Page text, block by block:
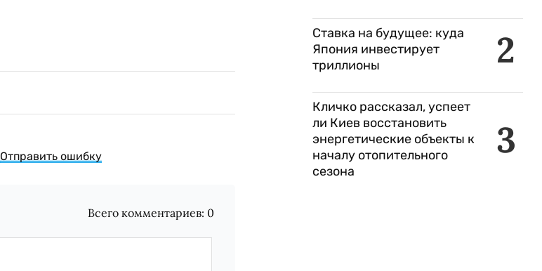
Отправить ошибку
Всего комментариев: 0
2
Ставка на будущее: куда
Япония инвестирует
триллионы
3
Кличко рассказал, успеет
ли Киев восстановить
энергетические объекты к
началу отопительного
сезона